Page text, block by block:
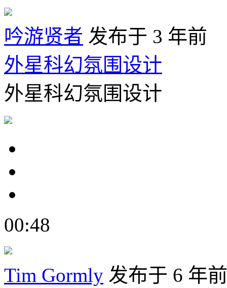
吟游贤者 发布于 3 年前
外星科幻氛围设计
外星科幻氛围设计
00:48
Tim Gormly 发布于 6 年前